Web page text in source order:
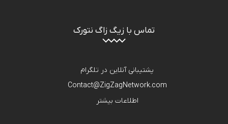
تماس با زیگ زاگ نتورک
پشتیبانی آنلاین در تلگرام
Contact@ZigZagNetwork.com
اطلاعات بیشتر